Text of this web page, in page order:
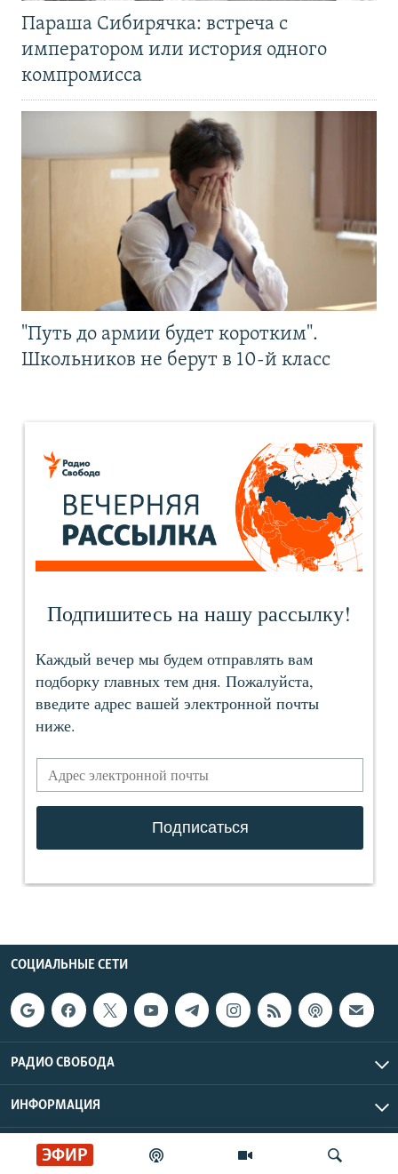
ЭФИР
Параша Сибирячка: встреча с
императором или история одного
компромисса
"Путь до армии будет коротким".
Школьников не берут в 10-й класс
СОЦИАЛЬНЫЕ СЕТИ
РАДИО СВОБОДА
ИНФОРМАЦИЯ
Радио Свобода © 2026 RFE/RL, Inc. | Все права защищены.